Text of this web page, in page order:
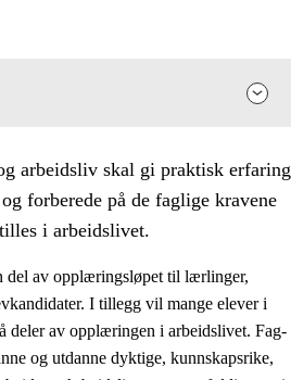
arbeidsliv skal gi praktisk erfaring
forberede på de faglige kravene
i arbeidslivet.
av opplæringsløpet til lærlinger,
I tillegg vil mange elever i
deler av opplæringen i arbeidslivet. Fag-
og utdanne dyktige, kunnskapsrike,